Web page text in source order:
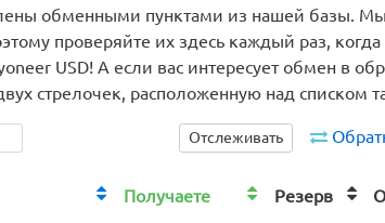
обменными пунктами из нашей базы. Мы
проверяйте их здесь каждый раз, когда
USD! А если вас интересует обмен в
стрелочек, расположенную над списком
Отслеживать
Получаете Резерв